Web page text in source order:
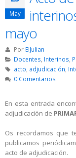
May
mayo
Por ElJulian
Docentes Interinos
acto, adjudicación,
0 Comentarios
En esta entrada
adjudicación de
Os recordamos que
publicamos
acto de adjudicación.